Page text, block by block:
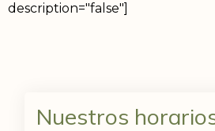
description="false"]
Nuestros